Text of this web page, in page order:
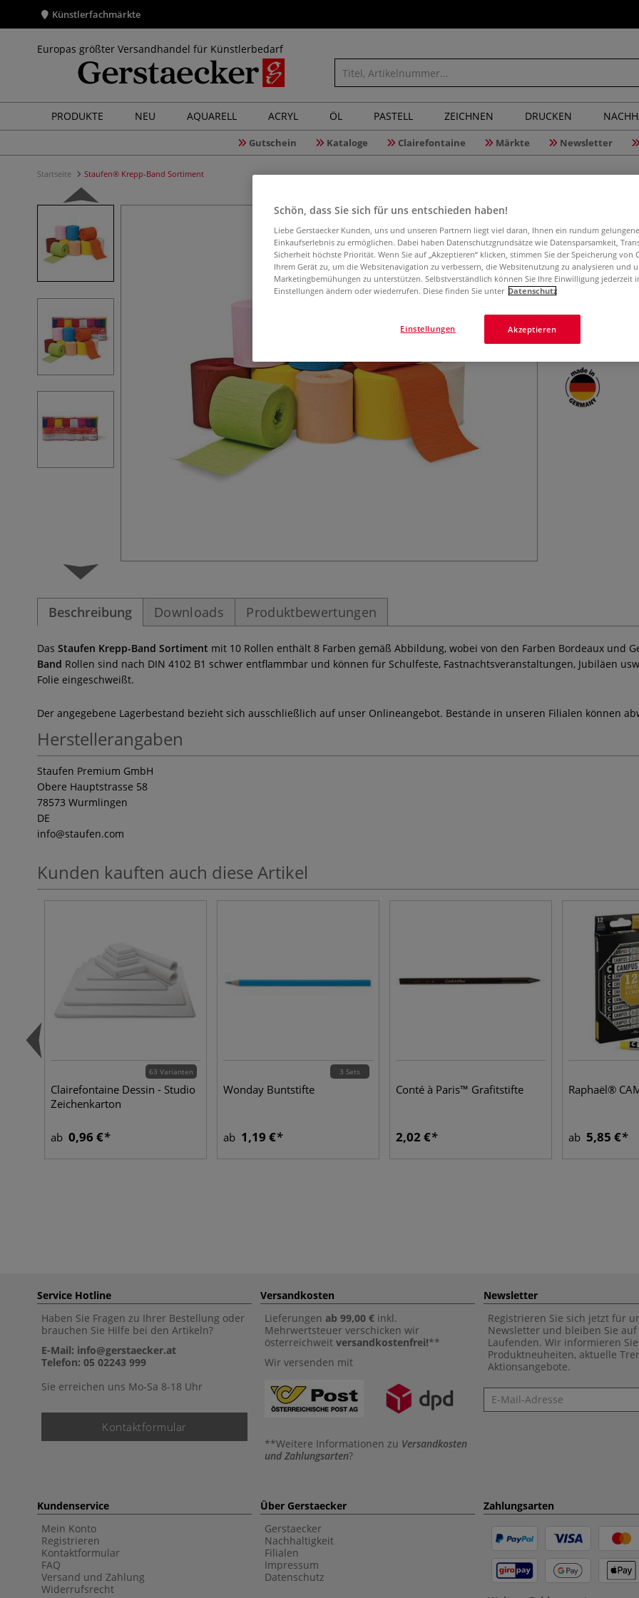
Künstlerfachmärkte
Europas größter Versandhandel für Künstlerbedarf
PRODUKTE NEU AQUARELL ACRYL ÖL PASTELL ZEICHNEN DRUCKEN
Gutschein Kataloge Clairefontaine Märkte Newsletter
Startseite Staufen® Krepp-Band Sortiment
Inhalt 10
lang, schwer
Schulfeste,
Beschreibung Downloads Produktbewertungen
Das Staufen Krepp-Band Sortiment mit 10 Rollen enthält 8 Farben gemäß Abbildung, wobei von den Farben Bordeaux und
Band Rollen sind nach DIN 4102 B1 schwer entflammbar und können für Schulfeste, Fastnachtsveranstaltungen, Jubiläen
Folie eingeschweißt.
Der angegebene Lagerbestand bezieht sich ausschließlich auf unser Onlineangebot. Bestände in unseren Filialen können
Herstellerangaben
Staufen Premium GmbH
Obere Hauptstrasse 58
78573 Wurmlingen
DE
info@staufen.com
Kunden kauften auch diese Artikel
63 Varianten
Clairefontaine Dessin - Studio
Zeichenkarton
ab 0,96 €
3 Sets
Wonday Buntstifte
ab 1,19 €
Conté à Paris™ Grafitstifte
2,02 €
Raphaël®
ab 5,85 €
Service Hotline
Haben Sie Fragen zu Ihrer Bestellung oder
brauchen Sie Hilfe bei den Artikeln?
E-Mail: info@gerstaecker.at
Telefon: 05 02243 999
Sie erreichen uns Mo-Sa 8-18 Uhr
Kontaktformular
Versandkosten
Lieferungen ab 99,00 € inkl.
Mehrwertsteuer verschicken wir
österreichweit versandkostenfrei!**
Wir versenden mit
**Weitere Informationen zu Versandkosten
und Zahlungsarten?
Newsletter
Registrieren Sie sich jetzt für
Newsletter und bleiben Sie auf
Laufenden. Wir informieren
Produktneuheiten, aktuelle
Aktionsangebote.
Newsletter
Kundenservice
Mein Konto
Registrieren
Kontaktformular
FAQ
Versand und Zahlung
Widerrufsrecht
Über Gerstaecker
Gerstaecker
Nachhaltigkeit
Filialen
Impressum
Datenschutz
Zahlungsarten
Schön, dass Sie sich für uns entschieden haben!
Liebe Gerstaecker Kunden, uns und unseren Partnern liegt viel daran, Ihnen ein rundum
Einkaufserlebnis zu ermöglichen. Dabei haben Datenschutzgrundsätze wie Datensparsamkeit,
Sicherheit höchste Priorität. Wenn Sie auf „Akzeptieren“ klicken, stimmen Sie der Speicherung von
Ihrem Gerät zu, um die Websitenavigation zu verbessern, die Websitenutzung zu analysieren und
Marketingbemühungen zu unterstützen. Selbstverständlich können Sie Ihre Einwilligung jederzeit
Einstellungen ändern oder wiederrufen. Diese finden Sie unter Datenschutz
Akzeptieren
Einstellungen